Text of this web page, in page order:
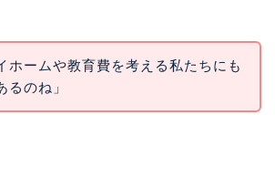
ホームや教育費を考える私たちにも
るのね」